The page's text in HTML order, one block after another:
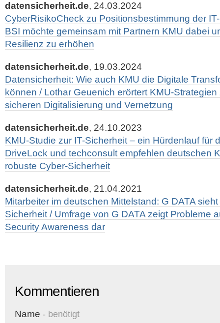
datensicherheit.de, 24.03.2024
CyberRisikoCheck zu Positionsbestimmung der
BSI möchte gemeinsam mit Partnern KMU dabei
Resilienz zu erhöhen
datensicherheit.de, 19.03.2024
Datensicherheit: Wie auch KMU die Digitale
können / Lothar Geuenich erörtert KMU-
sicheren Digitalisierung und Vernetzung
datensicherheit.de, 24.10.2023
KMU-Studie zur IT-Sicherheit – ein Hürdenlauf für
DriveLock und techconsult empfehlen deutschen
robuste Cyber-Sicherheit
datensicherheit.de, 21.04.2021
Mitarbeiter im deutschen Mittelstand: G DATA
Sicherheit / Umfrage von G DATA zeigt Probleme
Security Awareness dar
Kommentieren
Name - benötigt